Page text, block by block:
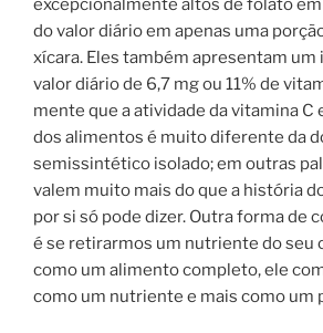
excepcionalmente altos de folato
do valor diário em apenas uma
xícara. Eles também apresentam
valor diário de 6,7 mg ou 11% de
mente que a atividade da vitamina C
dos alimentos é muito diferente da
semissintético isolado; em outras
valem muito mais do que a história
por si só pode dizer. Outra forma de
é se retirarmos um nutriente do seu
como um alimento completo, ele
como um nutriente e mais como um